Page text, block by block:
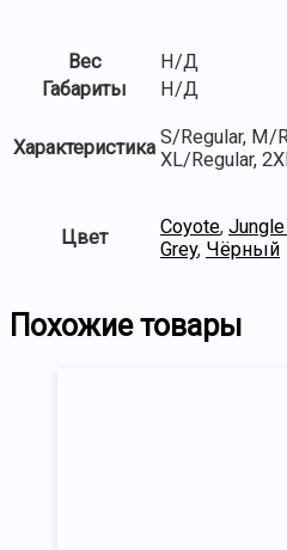
Вес
Н/Д
Габариты
Н/Д
Характеристика
S/Regular, M/
XL/Regular,
Цвет
Coyote,
Grey, Чёрный
Похожие товары